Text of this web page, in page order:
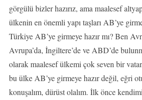
görgülü bizler hazırız, ama maalesef
ülkenin en önemli yapı taşları AB’ye
Türkiye AB’ye girmeye hazır mı? Ben
Avrupa’da, İngiltere’de ve ABD’de
olarak maalesef ülkemi çok seven bir
bu ülke AB’ye girmeye hazır değil, eğri
konuşalım, dürüst olalım. İlk önce